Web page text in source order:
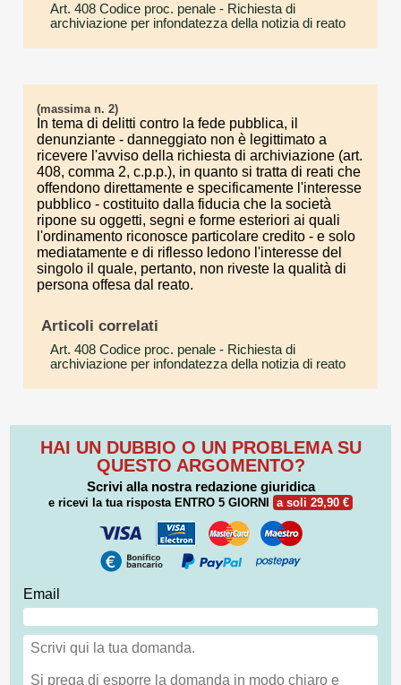
Art. 408 Codice proc. penale - Richiesta di
archiviazione per infondatezza della notizia di reato
(massima n. 2)
In tema di delitti contro la fede pubblica, il
denunziante - danneggiato non è legittimato a
ricevere l'avviso della richiesta di archiviazione (art.
408, comma 2, c.p.p.), in quanto si tratta di reati che
offendono direttamente e specificamente l'interesse
pubblico - costituito dalla fiducia che la società
ripone su oggetti, segni e forme esteriori ai quali
l'ordinamento riconosce particolare credito - e solo
mediatamente e di riflesso ledono l'interesse del
singolo il quale, pertanto, non riveste la qualità di
persona offesa dal reato.
Articoli correlati
Art. 408 Codice proc. penale - Richiesta di
archiviazione per infondatezza della notizia di reato
HAI UN DUBBIO O UN PROBLEMA SU
QUESTO ARGOMENTO?
Scrivi alla nostra redazione giuridica
e ricevi la tua risposta ENTRO 5 GIORNI a soli 29,90 €
Email